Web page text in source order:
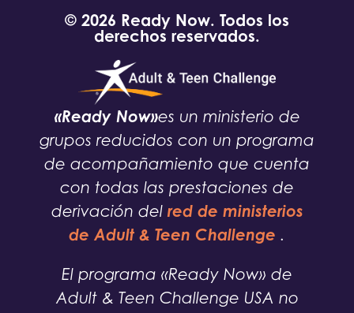
© 2026 Ready Now. Todos los
derechos reservados.
«Ready Now»es un ministerio de
grupos reducidos con un programa
de acompañamiento que cuenta
con todas las prestaciones de
derivación del red de ministerios
de Adult & Teen Challenge .
El programa «Ready Now» de
Adult & Teen Challenge USA no